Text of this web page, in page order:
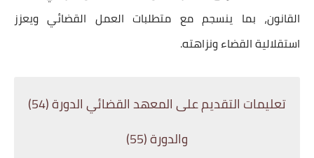
القانون، بما ينسجم مع متطلبات العمل القضائي ويعزز
استقلالية القضاء ونزاهته.
تعليمات التقديم على المعهد القضائي الدورة (54)
والدورة (55)